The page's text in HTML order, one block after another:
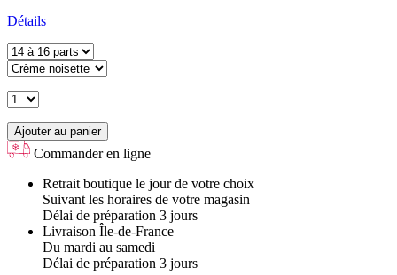
Détails
Ajouter au panier
Commander en ligne
Retrait boutique le jour de votre choix
Suivant les horaires de votre magasin
Délai de préparation 3 jours
Livraison Île-de-France
Du mardi au samedi
Délai de préparation 3 jours